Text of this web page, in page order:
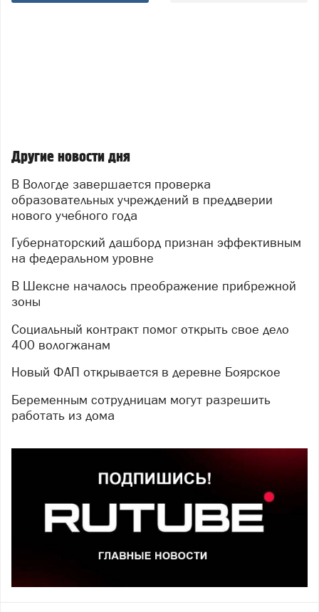
Другие новости дня
В Вологде завершается проверка
образовательных учреждений в преддверии
нового учебного года
Губернаторский дашборд признан эффективным
на федеральном уровне
В Шексне началось преображение прибрежной
зоны
Социальный контракт помог открыть свое дело
400 вологжанам
Новый ФАП открывается в деревне Боярское
Беременным сотрудницам могут разрешить
работать из дома